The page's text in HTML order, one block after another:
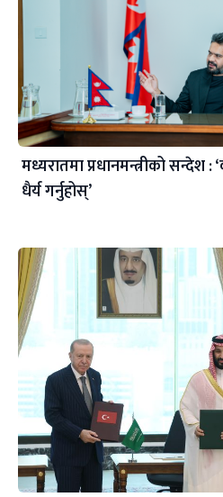
मध्यरातमा प्रधानमन्त्रीको सन्देश
धैर्य गर्नुहोस्’